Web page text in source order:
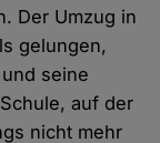
Der Umzug in
gelungen,
seine
auf der
nicht mehr